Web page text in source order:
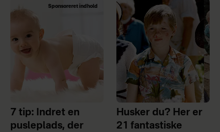
Sponsoreret indhold
7 tip: Indret en
pusleplads, der
Husker du? Her er
21 fantastiske